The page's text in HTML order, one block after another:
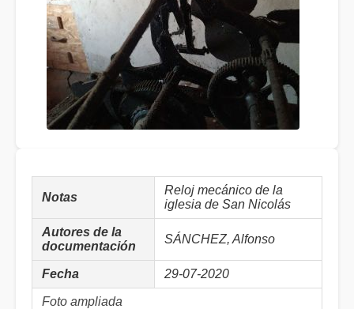
Notas
Reloj mecánico de la
iglesia de San Nicolás
Autores de la
documentación
SÁNCHEZ, Alfonso
Fecha 29-07-2020
Foto ampliada